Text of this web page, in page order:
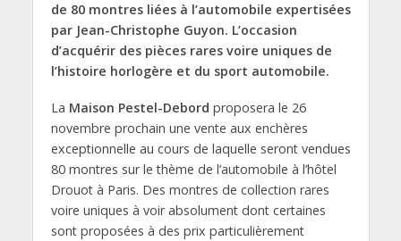
de 80 montres liées à l’automobile expertisées
par Jean-Christophe Guyon. L’occasion
d’acquérir des pièces rares voire uniques de
l’histoire horlogère et du sport automobile.
La Maison Pestel-Debord proposera le 26
novembre prochain une vente aux enchères
exceptionnelle au cours de laquelle seront vendues
80 montres sur le thème de l’automobile à l’hôtel
Drouot à Paris. Des montres de collection rares
voire uniques à voir absolument dont certaines
sont proposées à des prix particulièrement